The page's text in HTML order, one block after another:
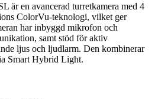
är en avancerad turretkamera med 4
ColorVu-teknologi, vilket ger
har inbyggd mikrofon och
samt stöd för aktiv
ljus och ljudlarm. Den kombinerar
Smart Hybrid Light.